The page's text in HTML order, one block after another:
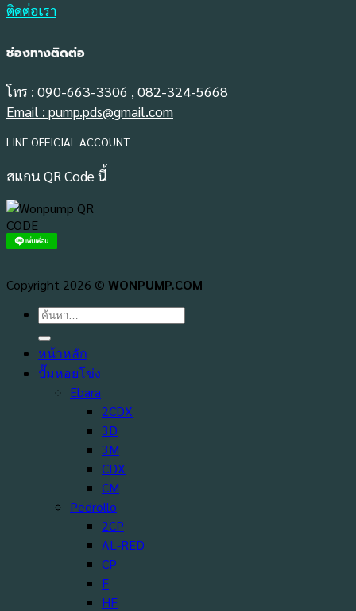
ติดต่อเรา
ช่องทางติดต่อ
โทร : 090-663-3306 , 082-324-5668
Email : pump.pds@gmail.com
LINE OFFICIAL ACCOUNT
สแกน QR Code นี้
Copyright 2026 © WONPUMP.COM
ค้นหา:
หน้าหลัก
ปั๊มหอยโข่ง
Ebara
2CDX
3D
3M
CDX
CM
Pedrollo
2CP
AL-RED
CP
F
HF